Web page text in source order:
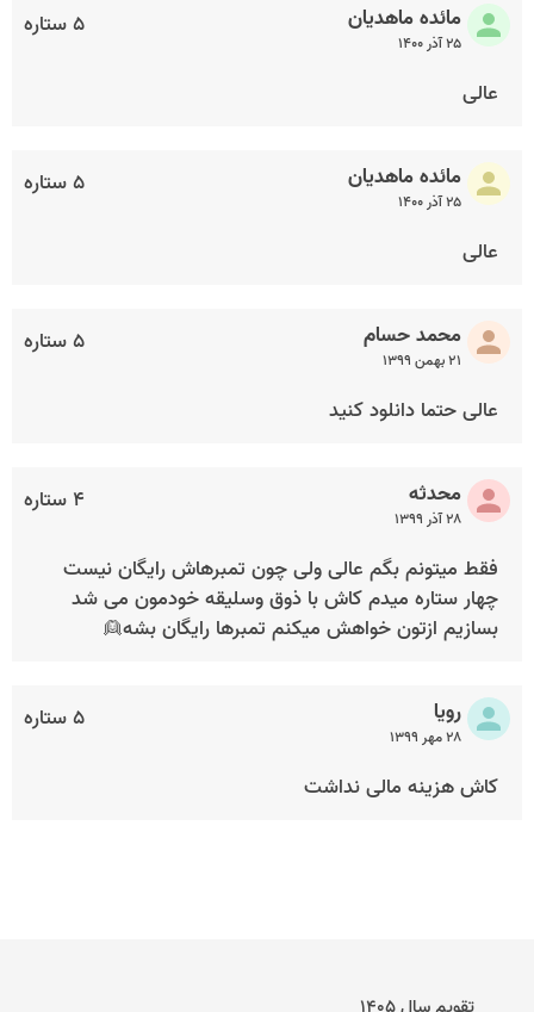
۵ ستاره مائده ماهدیان
۲۵ آذر ۱۴۰۰
عالی
۵ ستاره مائده ماهدیان
۲۵ آذر ۱۴۰۰
عالی
۵ ستاره محمد حسام
۲۱ بهمن ۱۳۹۹
عالی حتما دانلود کنید
۴ ستاره محدثه
۲۸ آذر ۱۳۹۹
فقط میتونم بگم عالی ولی چون تمبرهاش رایگان نیست
چهار ستاره میدم کاش با ذوق وسلیقه خودمون می شد
بسازیم ازتون خواهش میکنم تمبرها رایگان بشه👱
۵ ستاره رویا
۲۸ مهر ۱۳۹۹
کاش هزینه مالی نداشت